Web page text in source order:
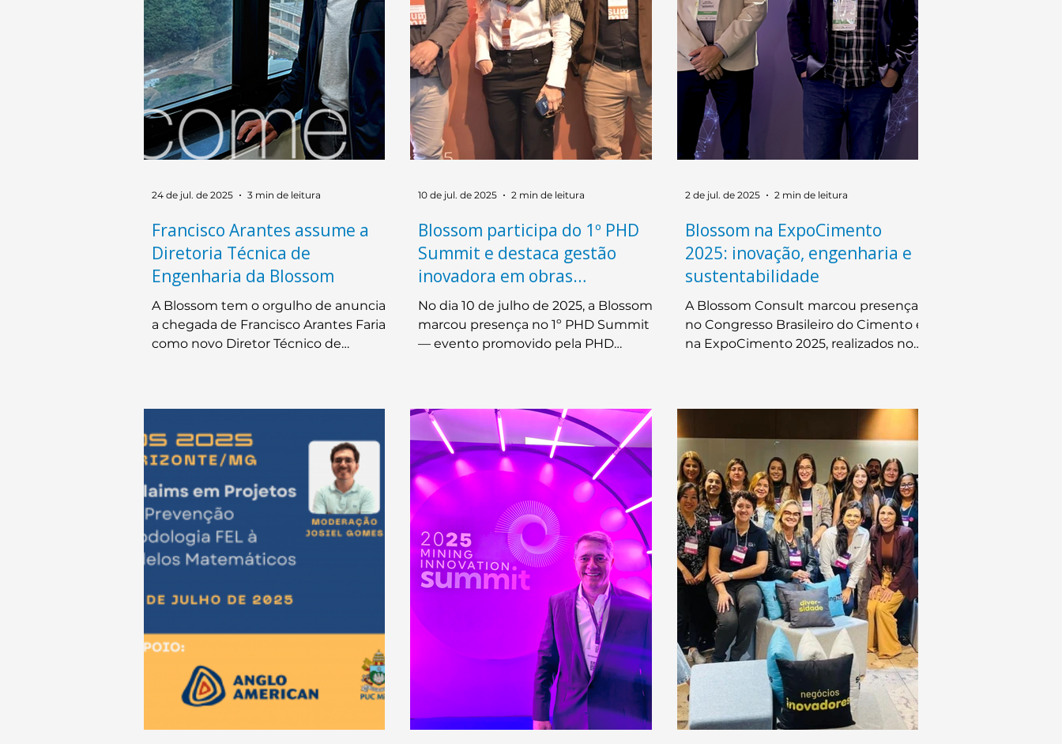
Francisco Arantes assume a
Diretoria Técnica de
Engenharia da Blossom
A Blossom tem o orgulho de anunciar
a chegada de Francisco Arantes Faria
como novo Diretor Técnico de
inovadoras para projetos industriais.
24 de jul. de 2025 3 min de leitura
Blossom participa do 1º PHD
Summit e destaca gestão
inovadora em obras
industriais
No dia 10 de julho de 2025, a Blossom
marcou presença no 1º PHD Summit
— evento promovido pela PHD
(MG), o encontro reuniu especialistas,
executivos e lideranças do setor para
discutir tendências, compartilhar
experiências e apontar caminhos para
o futuro da construção industrial no
país.
10 de jul. de 2025 2 min de leitura
Blossom na ExpoCimento
2025: inovação, engenharia e
sustentabilidade
A Blossom Consult marcou presença
no Congresso Brasileiro do Cimento e
na ExpoCimento 2025, realizados no
cimento e seus derivados no Brasil, o
encontro reuniu autoridades,
lideranças empresariais, técnicos,
pesquisadores e especialistas
internacionais para debater o futuro
do setor.
2 de jul. de 2025 2 min de leitura